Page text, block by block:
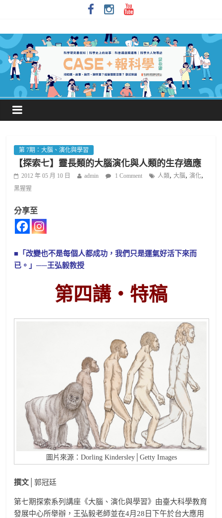
第 7期：大腦、演化與學習
【探索七】靈長類的大腦演化與人類的生存適應
2012 年 05 月 10 日 admin 1 Comment 人類,大腦,演化,
黑猩猩
分享至
■「改變也不是每個人都成功，我們只是運氣好活下來而
已。」──王弘毅教授
第四講‧特稿
圖片來源：Dorling Kindersley│Getty Images
撰文 │郭冠廷
第七期探索系列講座《大腦、演化與學習》由臺大科學教育
發展中心所舉辦，王弘毅老師並在4月28日下午於台大應用